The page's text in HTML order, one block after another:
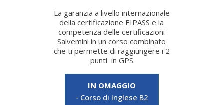
La garanzia a livello internazionale
della certificazione EIPASS e la
competenza delle certificazioni
Salvemini in un corso combinato
che ti permette di raggiungere i 2
punti in GPS
IN OMAGGIO
- Corso di Inglese B2